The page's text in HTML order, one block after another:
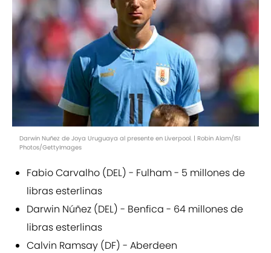
Darwin Nuñez de Joya Uruguaya al presente en Liverpool. | Robin Alam/ISI
Photos/GettyImages
Fabio Carvalho (DEL) - Fulham - 5 millones de
libras esterlinas
Darwin Núñez (DEL) - Benfica - 64 millones de
libras esterlinas
Calvin Ramsay (DF) - Aberdeen